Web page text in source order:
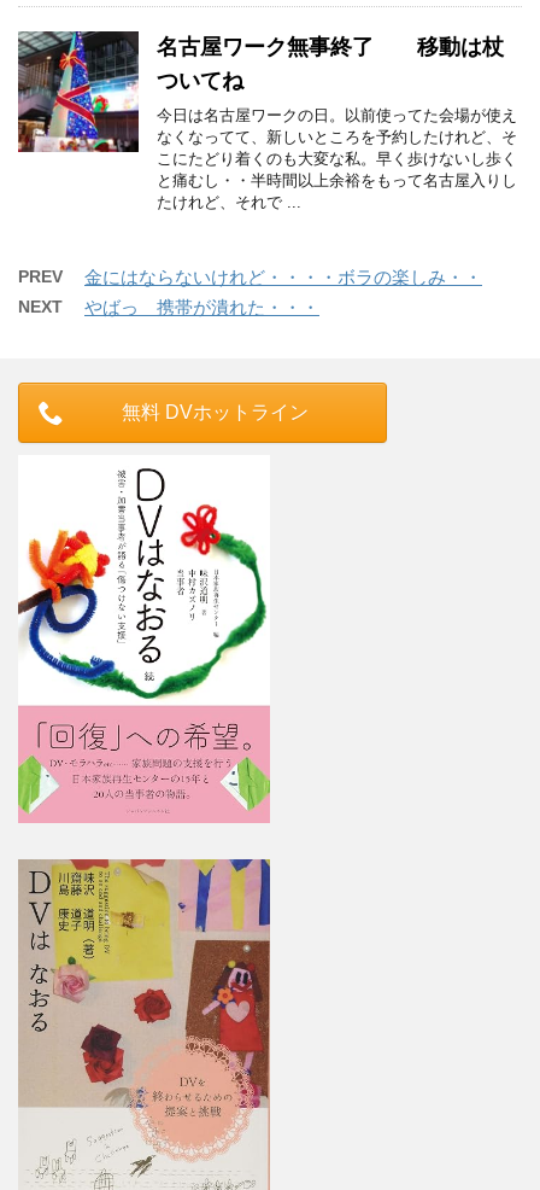
名古屋ワーク無事終了 移動は杖
ついてね
今日は名古屋ワークの日。以前使ってた会場が使え
なくなってて、新しいところを予約したけれど、そ
こにたどり着くのも大変な私。早く歩けないし歩く
と痛むし・・半時間以上余裕をもって名古屋入りし
たけれど、それで ...
PREV 金にはならないけれど・・・・ボラの楽しみ・・
NEXT やばっ 携帯が潰れた・・・
無料 DVホットライン